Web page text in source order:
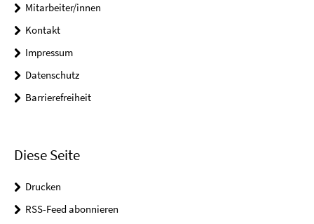
Mitarbeiter/innen
Kontakt
Impressum
Datenschutz
Barrierefreiheit
Diese Seite
Drucken
RSS-Feed abonnieren